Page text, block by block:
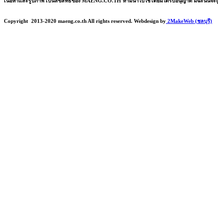
Copyright 2013-2020 maeng.co.th All rights reserved. Webdesign by 2MakeWeb (ชลบุรี)